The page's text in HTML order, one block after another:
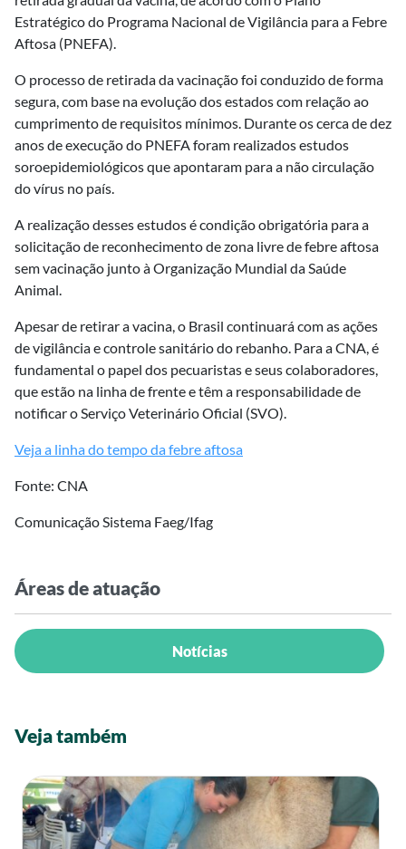
Estratégico do Programa Nacional de Vigilância para a Febre
Aftosa (PNEFA).
O processo de retirada da vacinação foi conduzido de forma
segura, com base na evolução dos estados com relação ao
cumprimento de requisitos mínimos. Durante os cerca de dez
anos de execução do PNEFA foram realizados estudos
soroepidemiológicos que apontaram para a não circulação
do vírus no país.
A realização desses estudos é condição obrigatória para a
solicitação de reconhecimento de zona livre de febre aftosa
sem vacinação junto à Organização Mundial da Saúde
Animal.
Apesar de retirar a vacina, o Brasil continuará com as ações
de vigilância e controle sanitário do rebanho. Para a CNA, é
fundamental o papel dos pecuaristas e seus colaboradores,
que estão na linha de frente e têm a responsabilidade de
notificar o Serviço Veterinário Oficial (SVO).
Veja a linha do tempo da febre aftosa
Fonte: CNA
Comunicação Sistema Faeg/Ifag
Áreas de atuação
Notícias
Veja também